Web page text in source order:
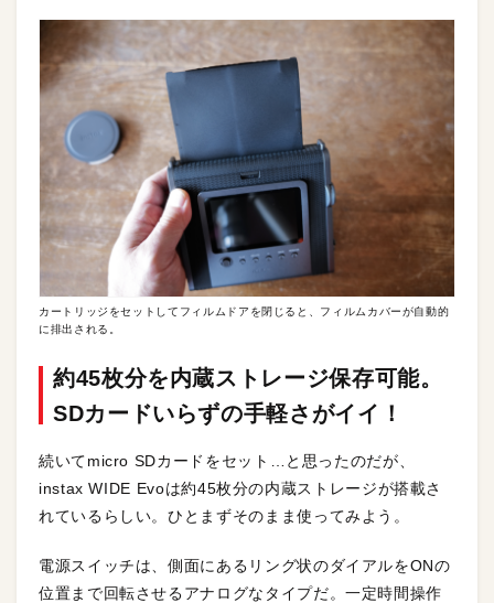
カートリッジをセットしてフィルムドアを閉じると、フィルムカバーが自動的
に排出される。
約45枚分を内蔵ストレージ保存可能。
SDカードいらずの手軽さがイイ！
続いてmicro SDカードをセット…と思ったのだが、
instax WIDE Evoは約45枚分の内蔵ストレージが搭載さ
れているらしい。ひとまずそのまま使ってみよう。
電源スイッチは、側面にあるリング状のダイアルをONの
位置まで回転させるアナログなタイプだ。一定時間操作